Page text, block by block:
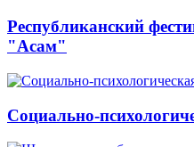
Республиканский
"Асам"
Социально-